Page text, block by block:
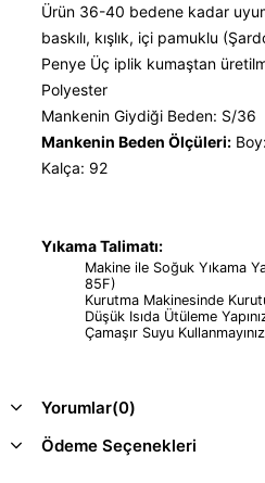
Ürün 36-40 bedene kadar
baskılı, kışlık, içi pamuklu
Penye Üç iplik kumaştan
Polyester
Mankenin Giydiği Beden: S/36
Mankenin Beden Ölçüleri:
Kalça: 92
Yıkama Talimatı:
Makine ile Soğuk Yıkama
85F)
Kurutma Makinesinde
Düşük Isıda Ütüleme
Çamaşır Suyu Kullanmayınız
Yorumlar(0)
Ödeme Seçenekleri